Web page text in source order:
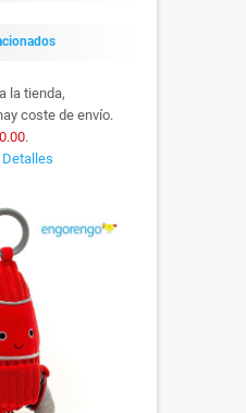
la tienda,
coste de envío.
.
Detalles